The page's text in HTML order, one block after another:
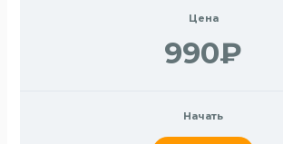
Цена
990₽
Начать